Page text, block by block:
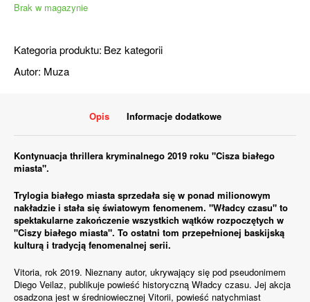
Brak w magazynie
Kategoria produktu: Bez kategorii
Autor: Muza
Opis Informacje dodatkowe
Kontynuacja thrillera kryminalnego 2019 roku "Cisza białego
miasta".
Trylogia białego miasta sprzedała się w ponad milionowym
nakładzie i stała się światowym fenomenem. "Władcy czasu" to
spektakularne zakończenie wszystkich wątków rozpoczętych w
"Ciszy białego miasta". To ostatni tom przepełnionej baskijską
kulturą i tradycją fenomenalnej serii.
Vitoria, rok 2019. Nieznany autor, ukrywający się pod pseudonimem
Diego Veilaz, publikuje powieść historyczną Władcy czasu. Jej akcja
osadzona jest w średniowiecznej Vitorii, powieść natychmiast